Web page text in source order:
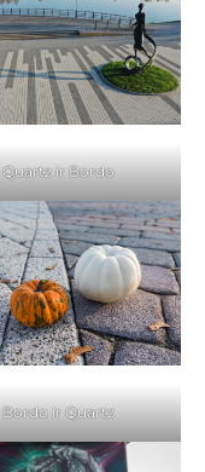
Quartz ir Bordo
Bordo ir Quartz